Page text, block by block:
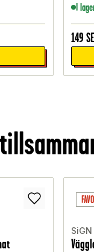
I
149
SiGN